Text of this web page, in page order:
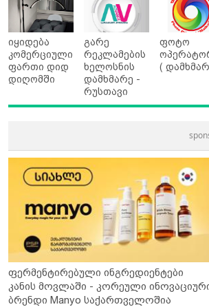
იყიდება
კომერციული
ფართი დიდ
დიღომში
გარე
რეკლამების
ხელოსნის
დამხმარე -
რუსთავი
ფოტო
(
ფერმენტირებული ინგრედიენტები
კანის მოვლაში - კორეული
ბრენდი Manyo საქართველოშია